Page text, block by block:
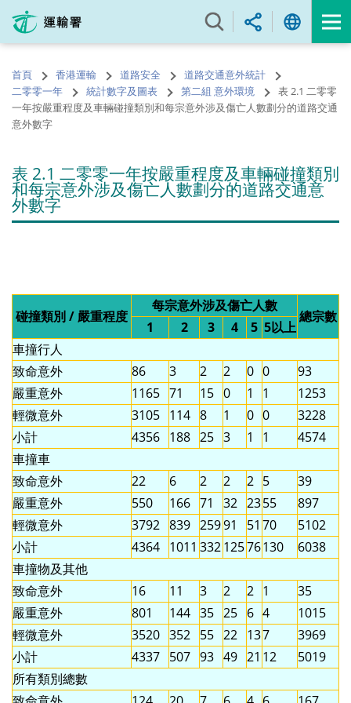
內
的
開
始
首頁 香港運輸 道路安全
道路交通意外統計
二零零一年
統計數字及圖表 第二組 意外環境
表 2.1 二零零
一年按嚴重程度及車輛碰撞類別和每宗意外涉及傷亡人數劃分的道路交通
意外數字
表 2.1 二零零一年按嚴重程度及車輛碰撞類別
和每宗意外涉及傷亡人數劃分的道路交通意
外數字
碰撞類別 / 嚴重程度
每宗意外涉及傷亡人數
總宗數
1 2 3 4 5 5以上
車撞行人
致命意外
86 3 2 2 0 0
93
嚴重意外
1165 71 15 0 1 1
1253
輕微意外
3105 114 8 1 0 0
3228
小計
4356 188 25 3 1 1
4574
車撞車
致命意外
22 6 2 2 2 5
39
嚴重意外
550 166 71 32 2355
897
輕微意外
3792 839 25991 51 70
5102
小計
4364 1011 33212576130
6038
車撞物及其他
致命意外
16 11 3 2 2 1
35
嚴重意外
801 144 35 25 6 4
1015
輕微意外
3520 352 55 22 137
3969
小計
4337 507 93 49 21 12
5019
所有類別總數